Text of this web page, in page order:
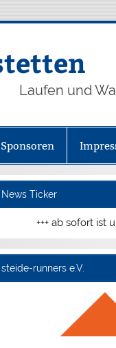
Laufen und
Sponsoren
News Ticker
+++ ab sofort ist unser
steide-runners e.V.